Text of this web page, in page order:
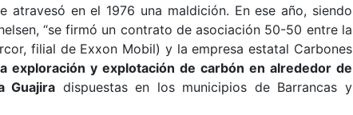
atravesó en el 1976 una maldición. En ese año, siendo
“se firmó un contrato de asociación 50-50 entre la
filial de Exxon Mobil) y la empresa estatal Carbones
exploración y explotación de carbón en alrededor de
Guajira dispuestas en los municipios de Barrancas y